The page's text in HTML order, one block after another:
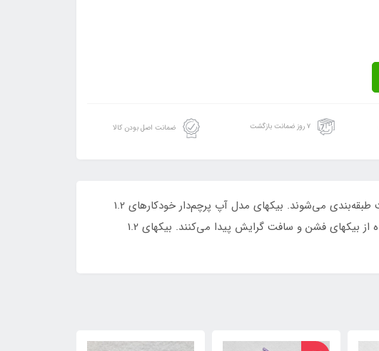
۷ روز ضمانت بازگشت ضمانت اصل بودن کالا
خانواده بیکهای کریستال با ساچمه 1.2mm در قالب بیکهای مدل آپ، بیکهای خانواده فشن و بیکهای خانواده سافت طبقه‌بندی می‌شوند. بیکهای مدل آپ پرچم‌دار خودکارهای 1.2
میلیمتری بیک به حساب می‌آیند ولی با توجه به قیمت به نسبت بالای آن، بسیاری از علاقه‌مندان به سمت استفاده از بیکهای فشن و سافت گرایش پیدا می‌کنند. بیکهای 1.2